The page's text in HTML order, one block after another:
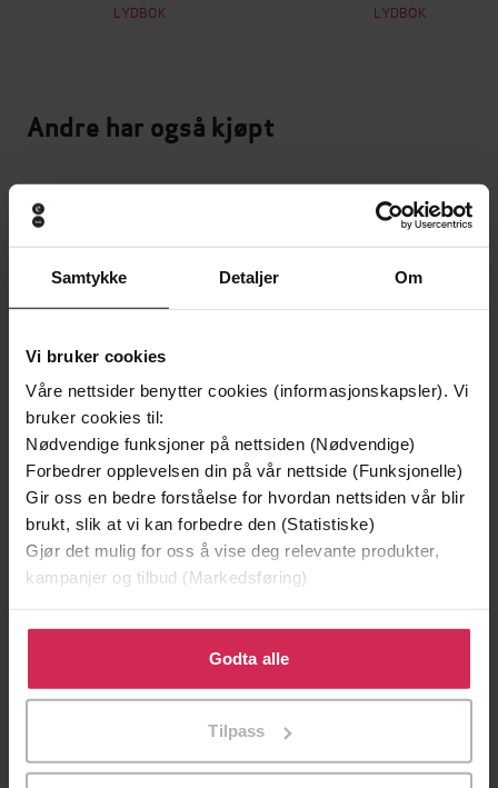
Samtykke Detaljer Om
Vi bruker cookies
Våre nettsider benytter cookies (informasjonskapsler). Vi
bruker cookies til:
Nødvendige funksjoner på nettsiden (Nødvendige)
Forbedrer opplevelsen din på vår nettside (Funksjonelle)
Gir oss en bedre forståelse for hvordan nettsiden vår blir
brukt, slik at vi kan forbedre den (Statistiske)
Gjør det mulig for oss å vise deg relevante produkter,
kampanjer og tilbud (Markedsføring)
Klikk på «Godta alle» for å gi oss ditt samtykke til å
bruke cookies for alle disse formålene. Du kan også
tilpasse ditt samtykke til spesifikke formål ved å klikke
Godta alle
Tilpass
LYDBOK LYDBOK
Andre har også kjøpt
169,-
Kniv
Jo Nesbø
Bestselger
Konstabel Richard Weston fra Canadas
kongelige ridende politi